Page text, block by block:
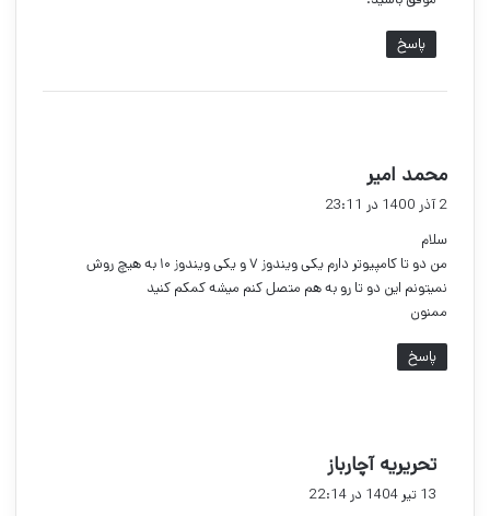
پاسخ
محمد امیر
ف
2 آذر 1400 در 23:11
سلام
من دو تا کامپیوتر دارم یکی ویندوز ۷ و یکی ویندوز ۱۰ به هیچ روش
نمیتونم این دو تا رو به هم متصل کنم میشه کمکم کنید
ممنون
پاسخ
تحریریه آچارباز
ف
13 تیر 1404 در 22:14